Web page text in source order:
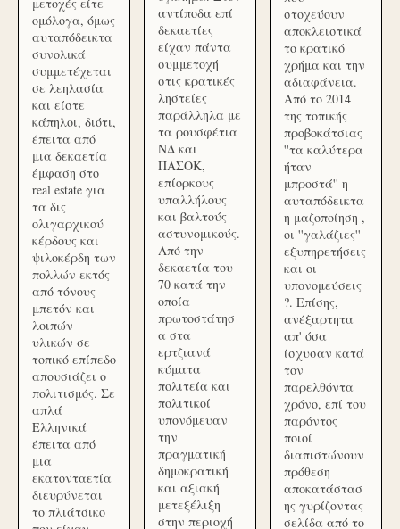
ομόλογα, όμως
αυταπόδεικτα
συνολικά
συμμετέχεται
σε λεηλασία
και είστε
κάπηλοι, διότι,
έπειτα από
μια δεκαετία
έμφαση στο
real estate για
τα δις
ολιγαρχικού
κέρδους και
ψιλοκέρδη των
πολλών εκτός
από τόνους
μπετόν και
λοιπών
υλικών σε
τοπικό επίπεδο
απουσιάζει ο
πολιτισμός. Σε
απλά
Ελληνικά
έπειτα από
μια
εκατονταετία
διευρύνεται
το πλιάτσικο
αντίποδα επί
δεκαετίες
είχαν πάντα
συμμετοχή
στις κρατικές
ληστείες
παράλληλα με
τα ρουσφέτια
ΝΔ και
ΠΑΣΟΚ,
επίορκους
υπαλλήλους
και βαλτούς
αστυνομικούς.
Από την
δεκαετία του
70 κατά την
οποία
πρωτοστάτησ
α στα
ερτζιανά
κύματα
πολιτεία και
πολιτικοί
υπονόμευαν
την
πραγματική
δημοκρατική
και αξιακή
μετεξέλιξη
στην περιοχή
στοχεύουν
αποκλειστικά
το κρατικό
χρήμα και την
αδιαφάνεια.
Από το 2014
της τοπικής
προβοκάτσιας
''τα καλύτερα
ήταν
μπροστά'' η
αυταπόδεικτα
η μαζοποίηση ,
οι ''γαλάζιες''
εξυπηρετήσεις
και οι
υπονομεύσεις
?. Επίσης,
ανέξαρτητα
απ' όσα
ίσχυσαν κατά
τον
παρελθόντα
χρόνο, επί του
παρόντος
ποιοί
διαπιστώνουν
πρόθεση
αποκατάστασ
ης γυρίζοντας
σελίδα από το